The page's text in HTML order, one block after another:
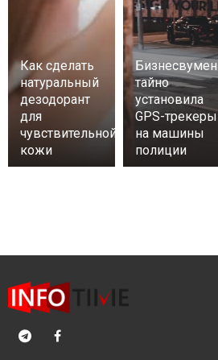
Как сделать
натуральный
дезодорант
для
чувствительной
кожи
Бизнесвумен
тайно
установила
GPS-трекеры
на машины
полиции